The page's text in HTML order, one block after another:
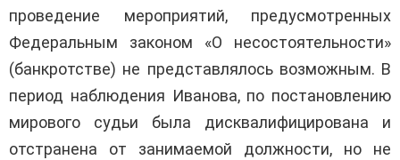
проведение мероприятий, предусмотренных
Федеральным законом «О несостоятельности»
(банкротстве) не представлялось возможным. В
период наблюдения Иванова, по постановлению
мирового судьи была дисквалифицирована и
отстранена от занимаемой должности, но не